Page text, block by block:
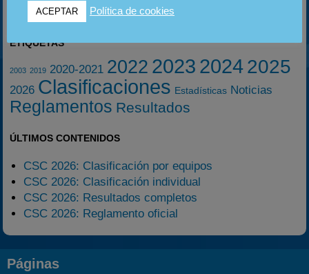
ETIQUETAS
2003 2019 2020-2021 2022 2023 20242025
2026 Clasificaciones Estadísticas Noticias
Reglamentos Resultados
ÚLTIMOS CONTENIDOS
CSC 2026: Clasificación por equipos
CSC 2026: Clasificación individual
CSC 2026: Resultados completos
CSC 2026: Reglamento oficial
Páginas
ACEPTAR Política de cookies